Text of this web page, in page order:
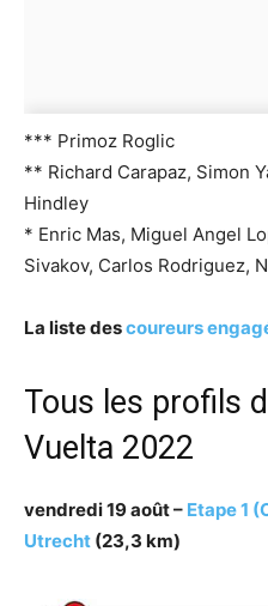
*** Primoz Roglic
** Richard Carapaz, Simon
Hindley
* Enric Mas, Miguel Angel
Sivakov, Carlos Rodriguez,
La liste descoureurs
Tous les profils
Vuelta 2022
vendredi 19 août – Etape 1
Utrecht (23,3 km)